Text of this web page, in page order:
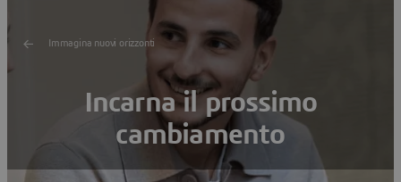
Immagina nuovi orizzonti
Incarna il prossimo
cambiamento